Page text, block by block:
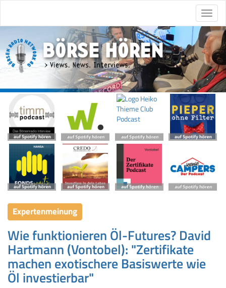
Expertenmeinung
Wie funktionieren Öl-Futures? David
Hartmann (Vontobel): "Zertifikate
machen exotischere Basiswerte wie
Öl investierbar"